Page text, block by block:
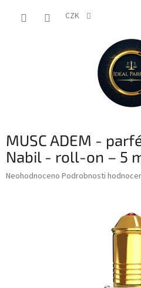
CZK
MUSC ADEM -
Nabil - roll-on – 5
Průměrné
Neohodnoceno Podrobnosti